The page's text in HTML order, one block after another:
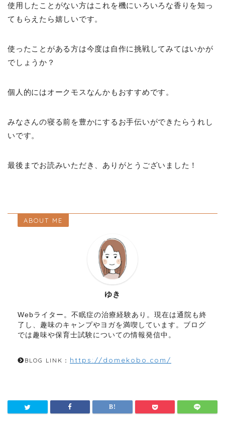
使用したことがない方はこれを機にいろいろな香りを知っ
てもらえたら嬉しいです。
使ったことがある方は今度は自作に挑戦してみてはいかが
でしょうか？
個人的にはオークモスなんかもおすすめです。
みなさんの寝る前を豊かにするお手伝いができたらうれし
いです。
最後までお読みいただき、ありがとうございました！
ABOUT ME
ゆき
Webライター。不眠症の治療経験あり。現在は通院も終
了し、趣味のキャンプやヨガを満喫しています。ブログ
では趣味や保育士試験についての情報発信中。
BLOG LINK： https://domekobo.com/